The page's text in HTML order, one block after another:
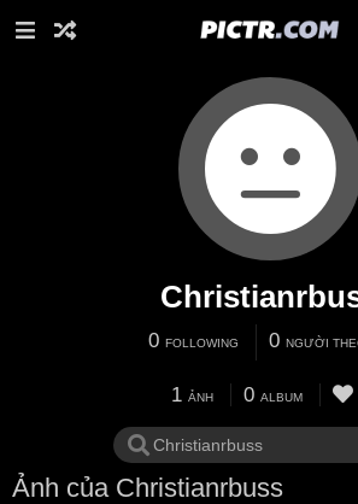
0 FOLLOWING 0 NGƯỜI
1 ẢNH 0 ALBUM
Ảnh của Christianrbuss